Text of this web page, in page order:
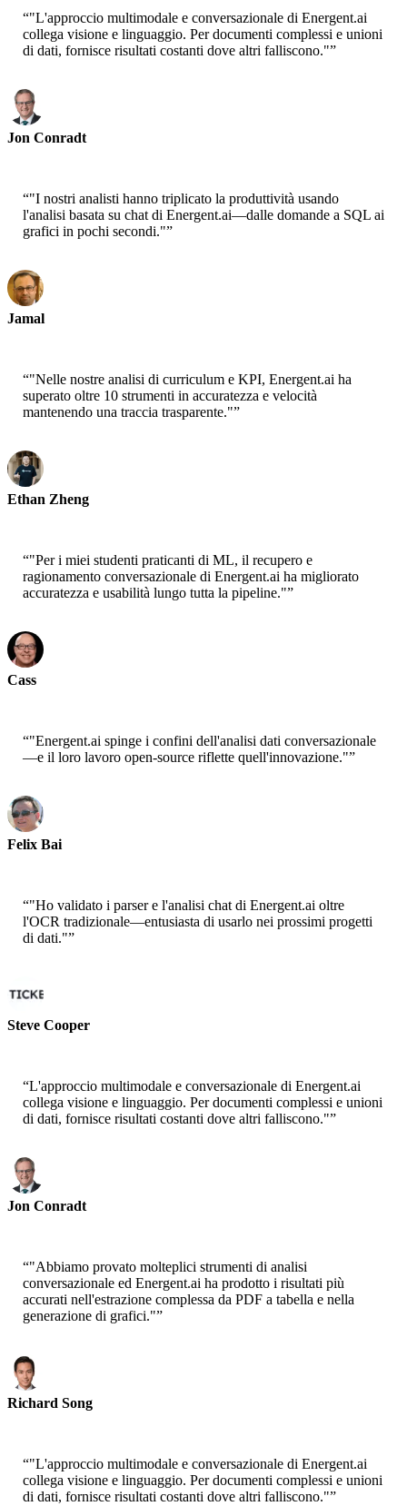
“"L'approccio multimodale e conversazionale di Energent.ai
collega visione e linguaggio. Per documenti complessi e unioni
di dati, fornisce risultati costanti dove altri falliscono."”
Jon Conradt
“"I nostri analisti hanno triplicato la produttività usando
l'analisi basata su chat di Energent.ai—dalle domande a SQL ai
grafici in pochi secondi."”
Jamal
“"Nelle nostre analisi di curriculum e KPI, Energent.ai ha
superato oltre 10 strumenti in accuratezza e velocità
mantenendo una traccia trasparente."”
Ethan Zheng
“"Per i miei studenti praticanti di ML, il recupero e
ragionamento conversazionale di Energent.ai ha migliorato
accuratezza e usabilità lungo tutta la pipeline."”
Cass
“"Energent.ai spinge i confini dell'analisi dati conversazionale
—e il loro lavoro open-source riflette quell'innovazione."”
Felix Bai
“"Ho validato i parser e l'analisi chat di Energent.ai oltre
l'OCR tradizionale—entusiasta di usarlo nei prossimi progetti
di dati."”
Steve Cooper
“L'approccio multimodale e conversazionale di Energent.ai
collega visione e linguaggio. Per documenti complessi e unioni
di dati, fornisce risultati costanti dove altri falliscono."”
Jon Conradt
“"Abbiamo provato molteplici strumenti di analisi
conversazionale ed Energent.ai ha prodotto i risultati più
accurati nell'estrazione complessa da PDF a tabella e nella
generazione di grafici."”
Richard Song
“"L'approccio multimodale e conversazionale di Energent.ai
collega visione e linguaggio. Per documenti complessi e unioni
di dati, fornisce risultati costanti dove altri falliscono."”